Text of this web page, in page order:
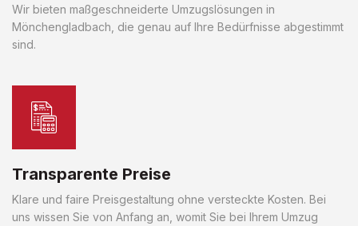
Wir bieten maßgeschneiderte Umzugslösungen in
Mönchengladbach, die genau auf Ihre Bedürfnisse abgestimmt
sind.
Transparente Preise
Klare und faire Preisgestaltung ohne versteckte Kosten. Bei
uns wissen Sie von Anfang an, womit Sie bei Ihrem Umzug